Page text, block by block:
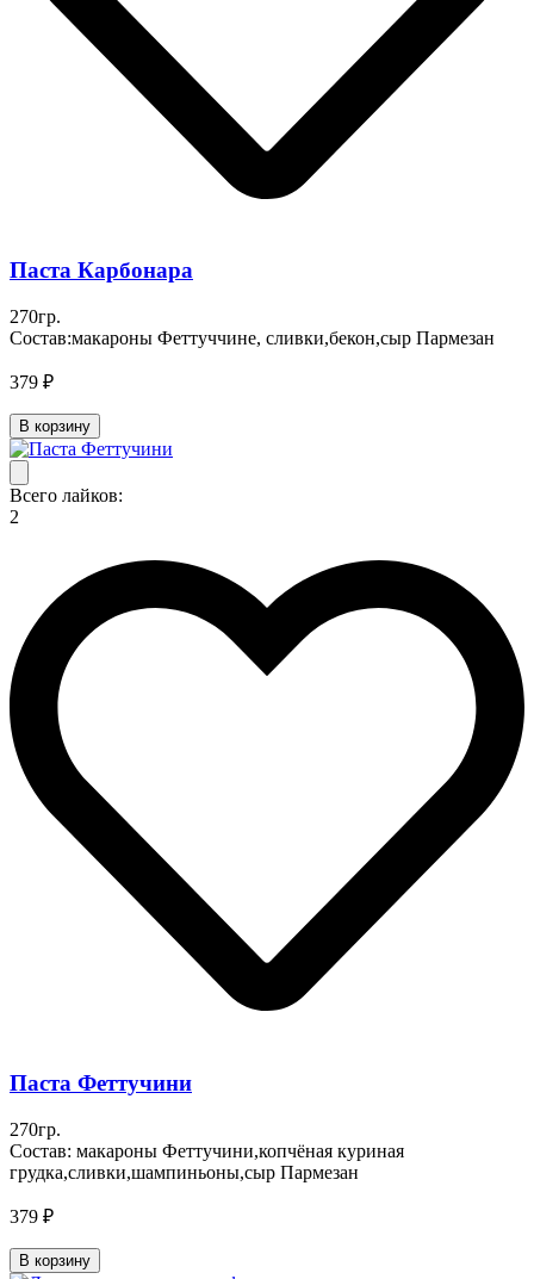
Паста Карбонара
270гр.
Состав:макароны Феттуччине, сливки,бекон,сыр Пармезан
379 ₽
В корзину
Всего лайков:
2
Паста Феттучини
270гр.
Состав: макароны Феттучини,копчёная куриная
грудка,сливки,шампиньоны,сыр Пармезан
379 ₽
В корзину